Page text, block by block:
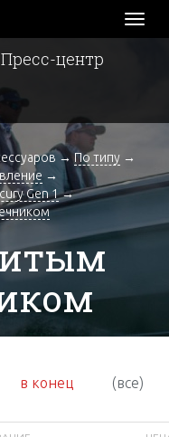
Пресс-центр
→По типу →
→
Gen 1→
в конец (все)